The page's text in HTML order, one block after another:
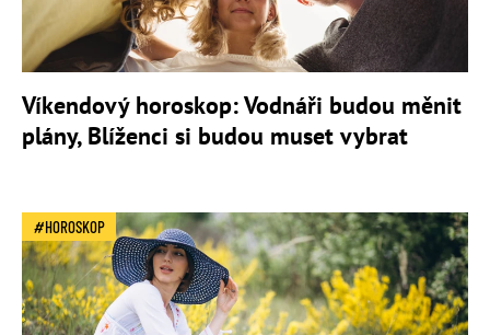
Víkendový horoskop: Vodnáři budou měnit
plány, Blíženci si budou muset vybrat
HOROSKOP